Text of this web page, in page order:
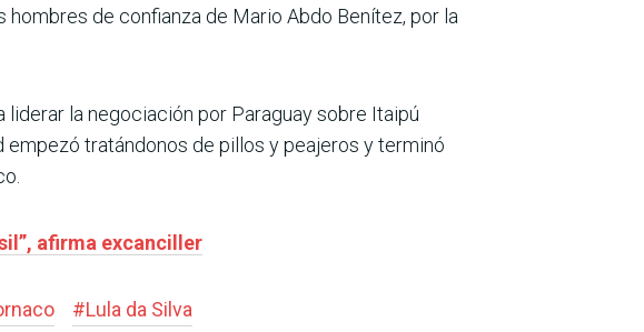
de confianza de Mario Abdo Benítez, por la
liderar la negociación por Paraguay sobre Itaipú
tratándonos de pillos y peajeros y terminó
afirma excanciller
#Lula da Silva